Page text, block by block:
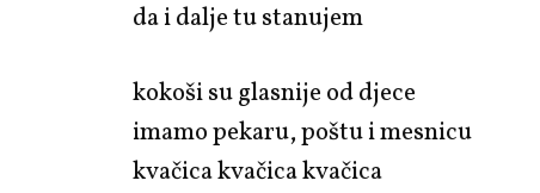
da i dalje tu stanujem
kokoši su glasnije od djece
imamo pekaru, poštu i mesnicu
kvačica kvačica kvačica